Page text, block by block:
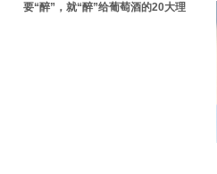
要“醉”，就“醉”给葡萄酒的20大理